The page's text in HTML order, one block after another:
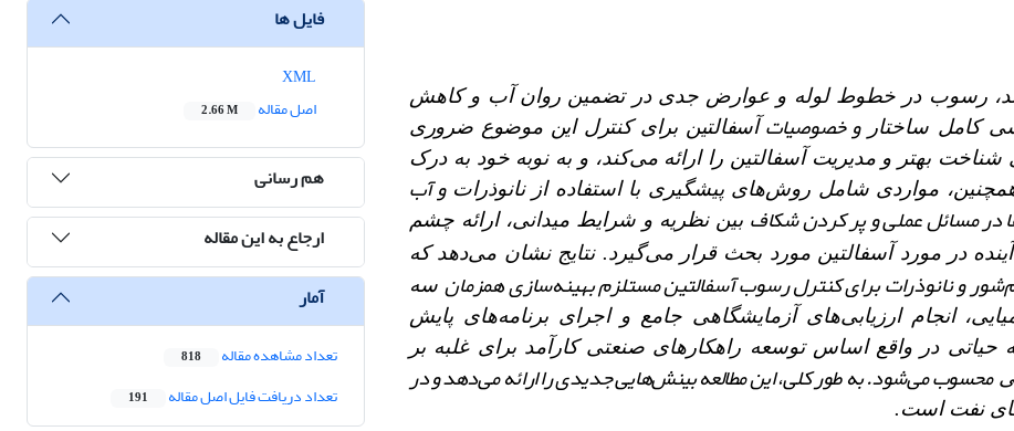
رسوب در خطوط لوله و عوارض جدی در تضمین روان آب و کاهش
کامل ساختارو خصوصیات آسفالتین برای کنترل این موضوع ضروری
شناخت بهتر و مدیریت آسفالتین را ارائه می‌کند، و به نوبه خود به درک
مواردی شامل روش‌های پیشگیری با استفاده از نانوذراتو آب
در مسائل عملی و پر کردن شکاف بین نظریه و شرایط میدانی، ارائه چشم
در مورد آسفالتین مورد بحث قرار می‌گیرد. نتایج نشان می‌دهد که
و نانوذرات برای کنترل رسوب آسفالتین مستلزم بهینه‌سازی همزمان سه
انجام ارزیابی‌های آزمایشگاهی جامع و اجرای برنامه‌های پایش
در واقع اساس توسعه راهکارهای صنعتی کارآمد برای غلبه بر
محسوب می‌شود. به طور کلی، این مطالعه بینش‌هایی جدیدی را ارائه می‌دهد و در
نفت است.
فایل ها
اصل مقاله
2.66 M
هم رسانی
ارجاع به این مقاله
آمار
تعداد مشاهده مقاله 818
تعداد دریافت فایل اصل مقاله 191